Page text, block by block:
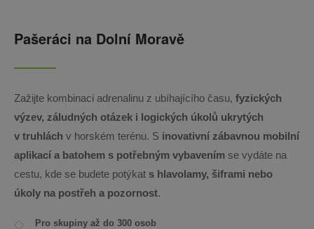
Pašeráci na Dolní Moravě
Zažijte kombinaci adrenalinu z ubíhajícího času, fyzických
výzev, záludných otázek i logických úkolů ukrytých
v truhlách v horském terénu. S inovativní zábavnou mobilní
aplikací a batohem s potřebným vybavením se vydáte na
cestu, kde se budete potýkat s hlavolamy, šiframi nebo
úkoly na postřeh a pozornost.
Pro skupiny až do 300 osob